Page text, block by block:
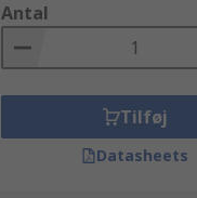
Antal
Tilføj
Datasheets